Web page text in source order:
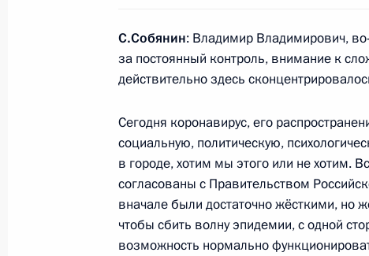
2 сентября 2020 года, среда
Встреча с врио губернатора
Развожаевым
2 сентября 2020 года, 14:20 Московская
1 сентября 2020 года, вторник
С.Собянин: Владимир Владимирович,
за постоянный контроль, внимание к
действительно здесь
Сегодня коронавирус, его
социальную, политическую,
в городе, хотим мы этого или не хотим.
согласованы с Правительством
вначале были достаточно жёсткими, но
чтобы сбить волну эпидемии, с одной
возможность нормально